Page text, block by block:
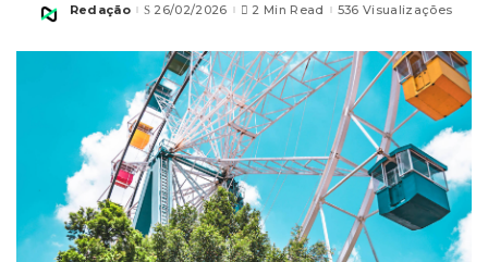
Posted
Redação 26/02/2026 2 Min Read 536 Visualizações